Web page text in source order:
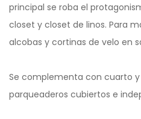
principal se roba el
closet y closet de linos. Para
alcobas y cortinas de velo en
Se complementa con cuarto y
parqueaderos cubiertos e